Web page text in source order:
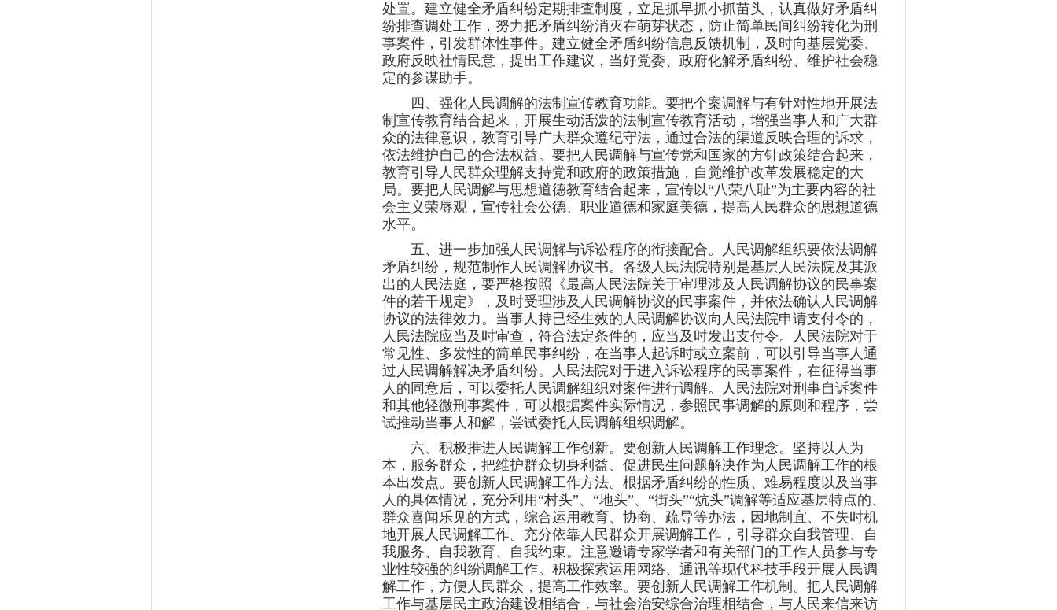
处置。建立健全矛盾纠纷定期排查制度，立足抓早抓小抓苗头，认真做好矛盾纠
纷排查调处工作，努力把矛盾纠纷消灭在萌芽状态，防止简单民间纠纷转化为刑
事案件，引发群体性事件。建立健全矛盾纠纷信息反馈机制，及时向基层党委、
政府反映社情民意，提出工作建议，当好党委、政府化解矛盾纠纷、维护社会稳
定的参谋助手。
四、强化人民调解的法制宣传教育功能。要把个案调解与有针对性地开展法
制宣传教育结合起来，开展生动活泼的法制宣传教育活动，增强当事人和广大群
众的法律意识，教育引导广大群众遵纪守法，通过合法的渠道反映合理的诉求，
依法维护自己的合法权益。要把人民调解与宣传党和国家的方针政策结合起来，
教育引导人民群众理解支持党和政府的政策措施，自觉维护改革发展稳定的大
局。要把人民调解与思想道德教育结合起来，宣传以“八荣八耻”为主要内容的社
会主义荣辱观，宣传社会公德、职业道德和家庭美德，提高人民群众的思想道德
水平。
五、进一步加强人民调解与诉讼程序的衔接配合。人民调解组织要依法调解
矛盾纠纷，规范制作人民调解协议书。各级人民法院特别是基层人民法院及其派
出的人民法庭，要严格按照《最高人民法院关于审理涉及人民调解协议的民事案
件的若干规定》，及时受理涉及人民调解协议的民事案件，并依法确认人民调解
协议的法律效力。当事人持已经生效的人民调解协议向人民法院申请支付令的，
人民法院应当及时审查，符合法定条件的，应当及时发出支付令。人民法院对于
常见性、多发性的简单民事纠纷，在当事人起诉时或立案前，可以引导当事人通
过人民调解解决矛盾纠纷。人民法院对于进入诉讼程序的民事案件，在征得当事
人的同意后，可以委托人民调解组织对案件进行调解。人民法院对刑事自诉案件
和其他轻微刑事案件，可以根据案件实际情况，参照民事调解的原则和程序，尝
试推动当事人和解，尝试委托人民调解组织调解。
六、积极推进人民调解工作创新。要创新人民调解工作理念。坚持以人为
本，服务群众，把维护群众切身利益、促进民生问题解决作为人民调解工作的根
本出发点。要创新人民调解工作方法。根据矛盾纠纷的性质、难易程度以及当事
人的具体情况，充分利用“村头”、“地头”、“街头”“炕头”调解等适应基层特点的、
群众喜闻乐见的方式，综合运用教育、协商、疏导等办法，因地制宜、不失时机
地开展人民调解工作。充分依靠人民群众开展调解工作，引导群众自我管理、自
我服务、自我教育、自我约束。注意邀请专家学者和有关部门的工作人员参与专
业性较强的纠纷调解工作。积极探索运用网络、通讯等现代科技手段开展人民调
解工作，方便人民群众，提高工作效率。要创新人民调解工作机制。把人民调解
工作与基层民主政治建设相结合，与社会治安综合治理相结合，与人民来信来访